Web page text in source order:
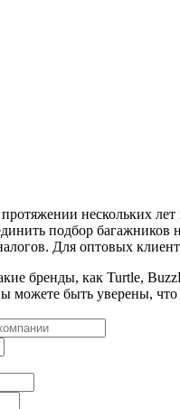
нескольких
подбор багажников
Для оптовых
бренды, как Turtle,
можете быть уверены,